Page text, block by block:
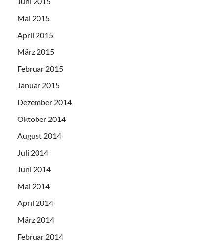
Mai 2015
April 2015
März 2015
Februar 2015
Januar 2015
Dezember 2014
Oktober 2014
August 2014
Juli 2014
Juni 2014
Mai 2014
April 2014
März 2014
Februar 2014